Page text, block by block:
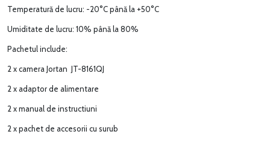
Temperatură de lucru: -20°C până la +50°C
Umiditate de lucru: 10% până la 80%
Pachetul include:
2 x camera Jortan JT-8161QJ
2 x adaptor de alimentare
2 x manual de instructiuni
2 x pachet de accesorii cu surub